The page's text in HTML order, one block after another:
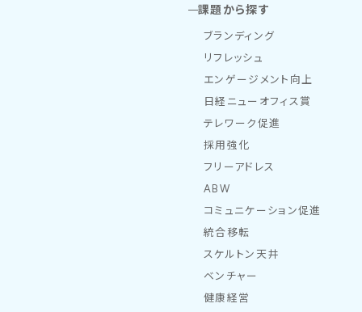
課題から探す
ブランディング
リフレッシュ
エンゲージメント向上
日経ニューオフィス賞
テレワーク促進
採用強化
フリーアドレス
ABW
コミュニケーション促進
統合移転
スケルトン天井
ベンチャー
健康経営